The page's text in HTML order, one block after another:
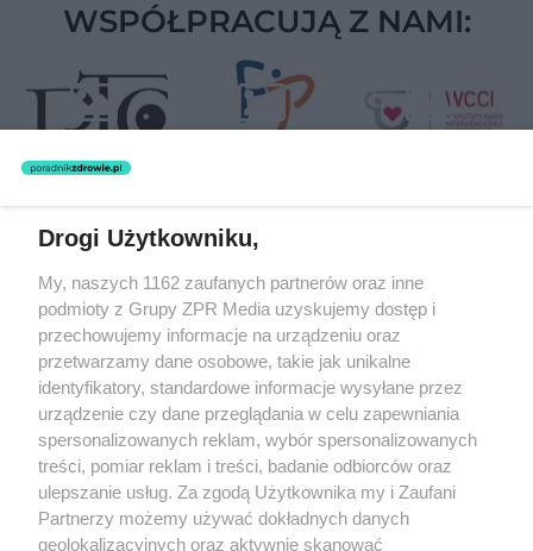
WSPÓŁPRACUJĄ Z NAMI:
Żaden utwór zamieszczony w serwisie nie może być powielany i
rozpowszechniany lub dalej rozpowszechniany w jakikolwiek sposób
(w tym także elektroniczny lub mechaniczny) na jakimkolwiek polu
eksploatacji w jakiejkolwiek formie, włącznie z umieszczaniem w
Internecie bez pisemnej zgody właściciela praw. Jakiekolwiek użycie
lub wykorzystanie utworów w całości lub w części z naruszeniem
prawa, tzn. bez właściwej zgody, jest zabronione pod groźbą kary i
może być ścigane prawnie.
Drogi Użytkowniku,
My, naszych 1162 zaufanych partnerów oraz inne
podmioty z Grupy ZPR Media uzyskujemy dostęp i
przechowujemy informacje na urządzeniu oraz
przetwarzamy dane osobowe, takie jak unikalne
identyfikatory, standardowe informacje wysyłane przez
urządzenie czy dane przeglądania w celu zapewniania
spersonalizowanych reklam, wybór spersonalizowanych
treści, pomiar reklam i treści, badanie odbiorców oraz
ulepszanie usług. Za zgodą Użytkownika my i Zaufani
Partnerzy możemy używać dokładnych danych
geolokalizacyjnych oraz aktywnie skanować